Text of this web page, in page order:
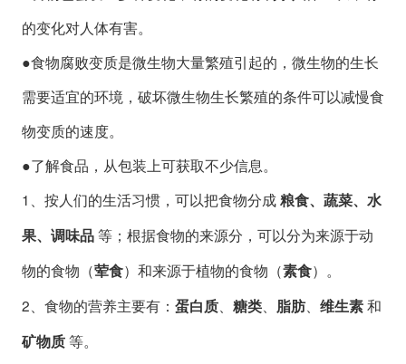
的变化对人体有害。
●食物腐败变质是微生物大量繁殖引起的，微生物的生长
需要适宜的环境，破坏微生物生长繁殖的条件可以减慢食
物变质的速度。
●了解食品，从包装上可获取不少信息。
1、按人们的生活习惯，可以把食物分成粮食、蔬菜、水
果、调味品等；根据食物的来源分，可以分为来源于动
物的食物（荤食）和来源于植物的食物（素食）。
2、食物的营养主要有： 蛋白质、 糖类、 脂肪、 维生素和
矿物质等。